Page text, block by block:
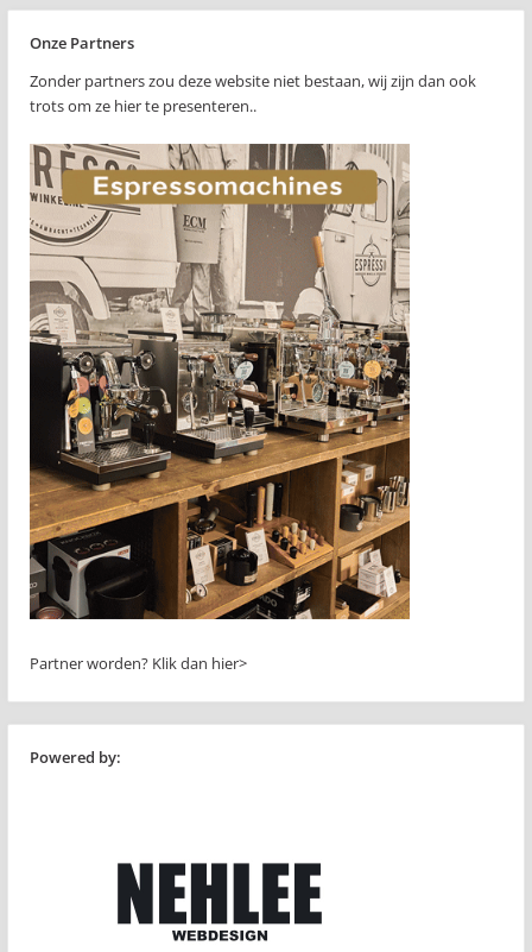
Onze Partners
Zonder partners zou deze website niet bestaan, wij zijn dan ook
trots om ze hier te presenteren..
Partner worden? Klik dan hier>
Powered by: